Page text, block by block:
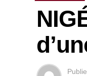
Publie